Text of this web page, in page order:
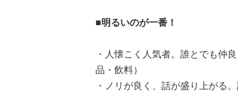
■明るいのが一番！
・人懐こく人気者。誰とでも仲
品・飲料）
・ノリが良く、話が盛り上がる